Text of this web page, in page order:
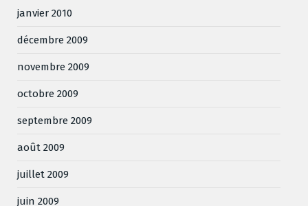
janvier 2010
décembre 2009
novembre 2009
octobre 2009
septembre 2009
août 2009
juillet 2009
juin 2009